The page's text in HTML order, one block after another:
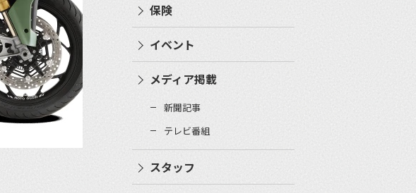
保険
イベント
メディア掲載
新聞記事
テレビ番組
スタッフ